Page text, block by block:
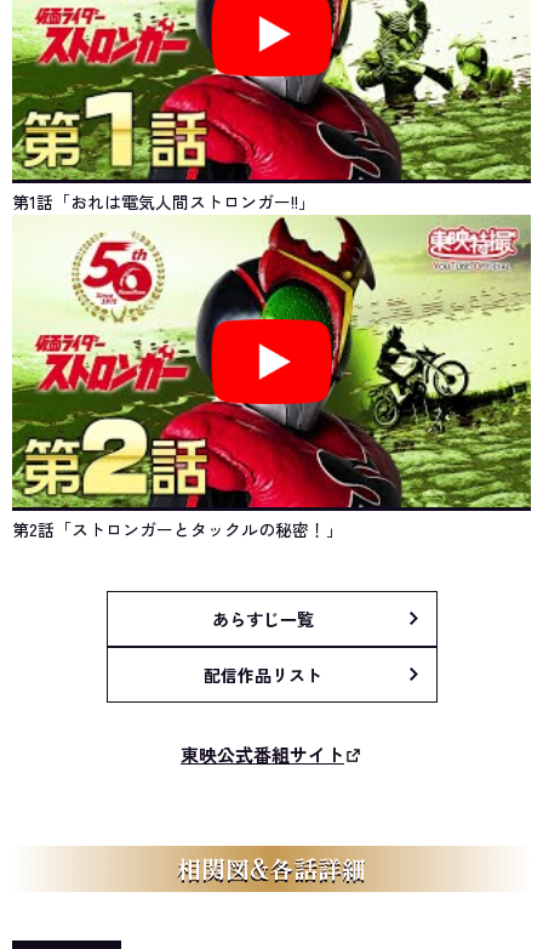
第1話「おれは電気人間ストロンガー!!」
第2話「ストロンガーとタックルの秘密！」
あらすじ一覧
配信作品リスト
東映公式番組サイト
相関図&各話詳細